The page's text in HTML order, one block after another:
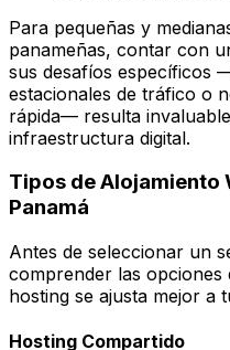
Para pequeñas y
panameñas, contar con
sus desafíos específicos
estacionales de tráfico o
rápida— resulta
infraestructura digital.
Tipos de Alojamiento
Panamá
Antes de seleccionar un
comprender las opciones
hosting se ajusta mejor a
Hosting Compartido